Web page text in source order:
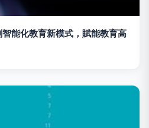
能化教育新模式，賦能教育高